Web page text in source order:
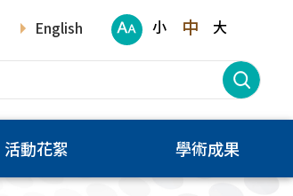
English 小 中 大
活動花絮 學術成果